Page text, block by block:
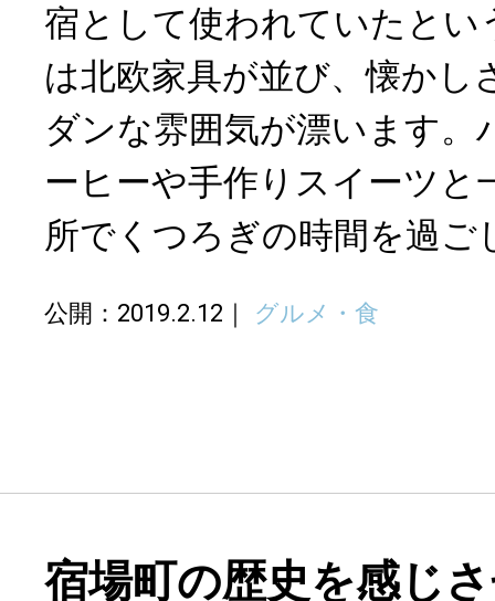
宿として使われていたとい
は北欧家具が並び、懐かし
ダンな雰囲気が漂います。
ーヒーや手作りスイーツと
所でくつろぎの時間を過ご
公開：2019.2.12 グルメ・食
宿場町の歴史を感じ